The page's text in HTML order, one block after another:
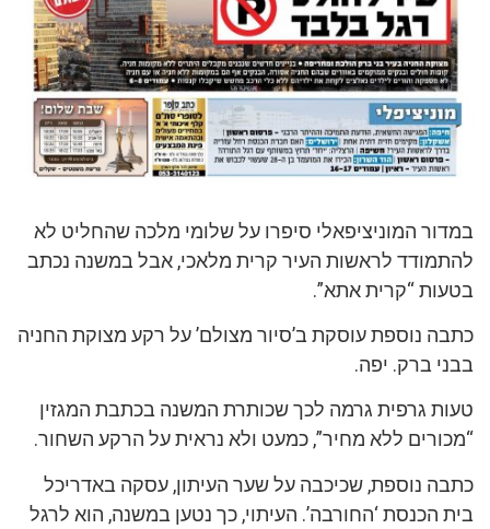
במדור המוניציפאלי סיפרו על שלומי מלכה שהחליט לא
להתמודד לראשות העיר קרית מלאכי, אבל במשנה נכתב
בטעות “קרית אתא”.
כתבה נוספת עוסקת ב’סיור מצולם’ על רקע מצוקת החניה
בבני ברק. יפה.
טעות גרפית גרמה לכך שכותרת המשנה בכתבת המגזין
“מכורים ללא מחיר”, כמעט ולא נראית על הרקע השחור.
כתבה נוספת, שכיכבה על שער העיתון, עסקה באדריכל
בית הכנסת ‘החורבה’. העיתוי, כך נטען במשנה, הוא לרגל